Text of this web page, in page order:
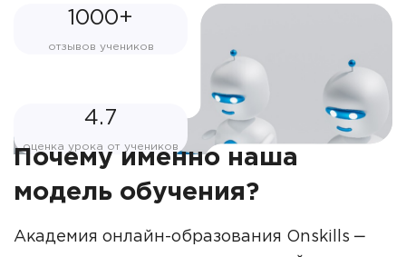
1000+
отзывов учеников
4.7
оценка урока от учеников
Почему именно наша
модель обучения?
Академия онлайн-образования Onskills ‒